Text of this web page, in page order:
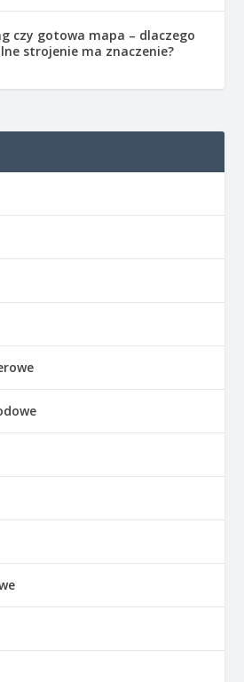
czy gotowa mapa – dlaczego
strojenie ma znaczenie?